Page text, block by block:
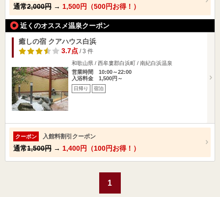
通常2,000円 → 1,500円（500円お得！）
近くのオススメ温泉クーポン
癒しの宿 クアハウス白浜
3.7点/ 3 件
和歌山県 / 西牟婁郡白浜町 / 南紀白浜温泉
営業時間 10:00～22:00
入浴料金 1,500円～
日帰り 宿泊
クーポン 入館料割引クーポン
通常1,500円 → 1,400円（100円お得！）
1